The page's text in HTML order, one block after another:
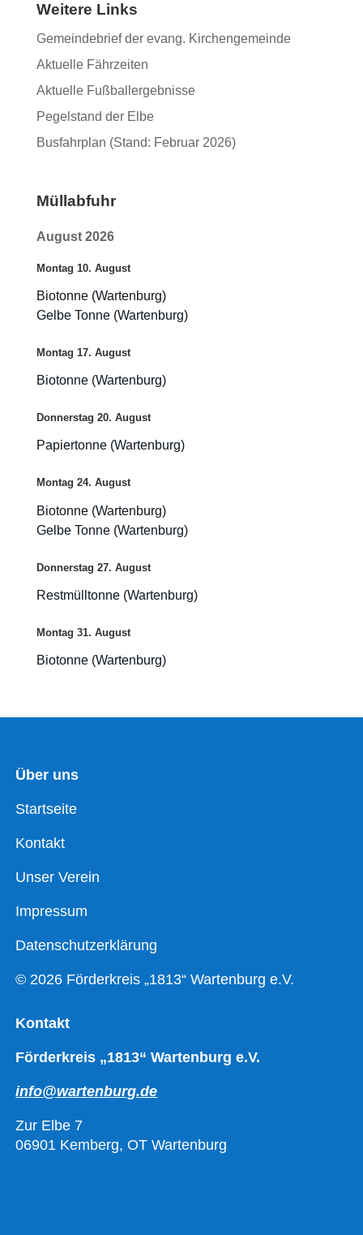
Weitere Links
Gemeindebrief der evang. Kirchengemeinde
Aktuelle Fährzeiten
Aktuelle Fußballergebnisse
Pegelstand der Elbe
Busfahrplan (Stand: Februar 2026)
Müllabfuhr
August 2026
Montag 10. August
Biotonne (Wartenburg)
Gelbe Tonne (Wartenburg)
Montag 17. August
Biotonne (Wartenburg)
Donnerstag 20. August
Papiertonne (Wartenburg)
Montag 24. August
Biotonne (Wartenburg)
Gelbe Tonne (Wartenburg)
Donnerstag 27. August
Restmülltonne (Wartenburg)
Montag 31. August
Biotonne (Wartenburg)
Über uns
Startseite
Kontakt
Unser Verein
Impressum
Datenschutzerklärung
© 2026 Förderkreis „1813“ Wartenburg e.V.
Kontakt
Förderkreis „1813“ Wartenburg e.V.
info@wartenburg.de
Zur Elbe 7
06901 Kemberg, OT Wartenburg